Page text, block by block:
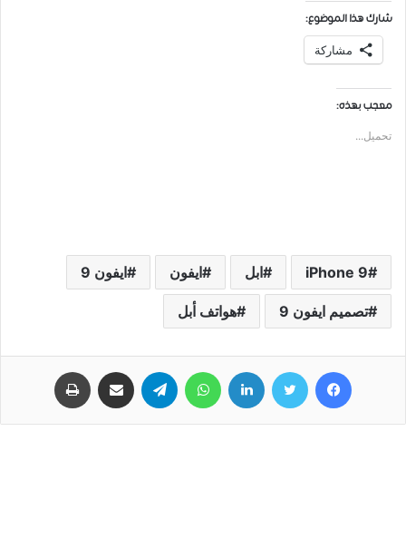
شارك هذا الموضوع:
مشاركة
معجب بهذه:
تحميل...
iPhone 9 ابل ايفون ﺍﻳﻔﻮﻥ 9
تصميم ايفون 9 ﻫﻮﺍﺗﻒ ﺃﺑﻞ
فيسبوك تويتر لينكدإن واتساب تيلقرام مشاركة عبر البريد